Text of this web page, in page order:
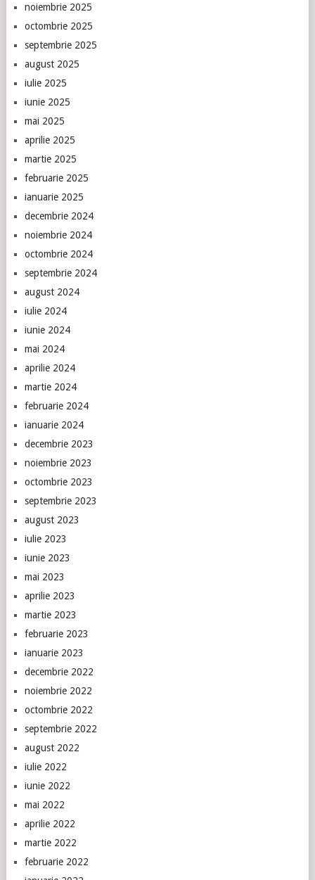
noiembrie 2025
octombrie 2025
septembrie 2025
august 2025
iulie 2025
iunie 2025
mai 2025
aprilie 2025
martie 2025
februarie 2025
ianuarie 2025
decembrie 2024
noiembrie 2024
octombrie 2024
septembrie 2024
august 2024
iulie 2024
iunie 2024
mai 2024
aprilie 2024
martie 2024
februarie 2024
ianuarie 2024
decembrie 2023
noiembrie 2023
octombrie 2023
septembrie 2023
august 2023
iulie 2023
iunie 2023
mai 2023
aprilie 2023
martie 2023
februarie 2023
ianuarie 2023
decembrie 2022
noiembrie 2022
octombrie 2022
septembrie 2022
august 2022
iulie 2022
iunie 2022
mai 2022
aprilie 2022
martie 2022
februarie 2022